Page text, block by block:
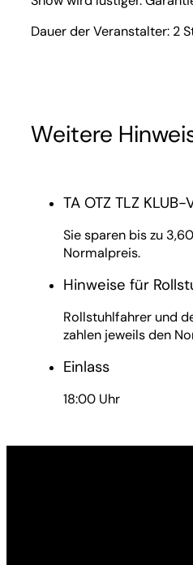
Dauer der Veranstalter: 2
Weitere
TA OTZ TLZ
Sie sparen bis zu
Normalpreis.
Hinweise für
Rollstuhlfahrer und
zahlen jeweils den
Einlass
18:00 Uhr